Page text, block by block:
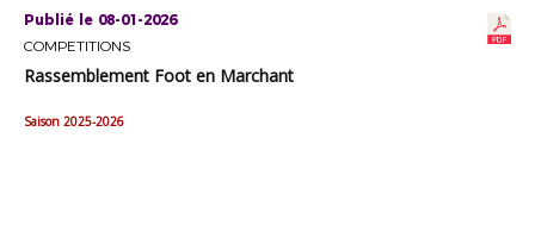
Publié le 08-01-2026
COMPETITIONS
Rassemblement Foot en Marchant
Saison 2025-2026